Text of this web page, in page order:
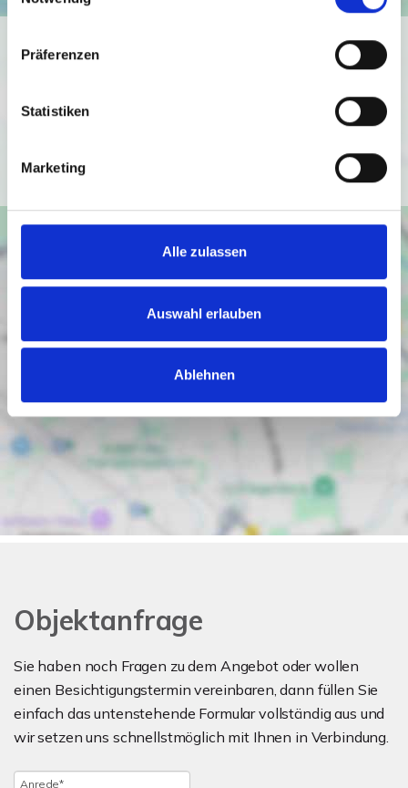
Präferenzen
Statistiken
Marketing
Alle zulassen
Auswahl erlauben
Ablehnen
Ich bin damit einverstanden, dass mir Karten von Google
(
Objektanfrage
Sie haben noch Fragen zu dem Angebot oder wollen
einen Besichtigungstermin vereinbaren, dann füllen Sie
einfach das untenstehende Formular vollständig aus und
wir setzen uns schnellstmöglich mit Ihnen in Verbindung.